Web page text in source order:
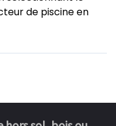
de piscine en